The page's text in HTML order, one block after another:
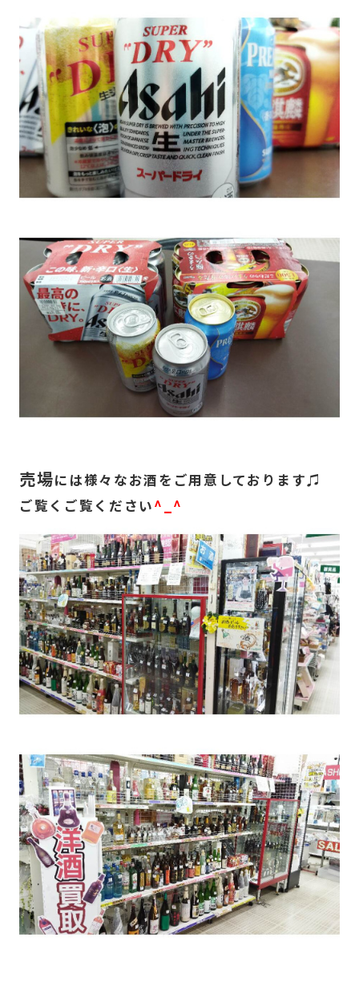
​売場には様々なお酒をご用意しております♫
ご覧くご覧ください^_^